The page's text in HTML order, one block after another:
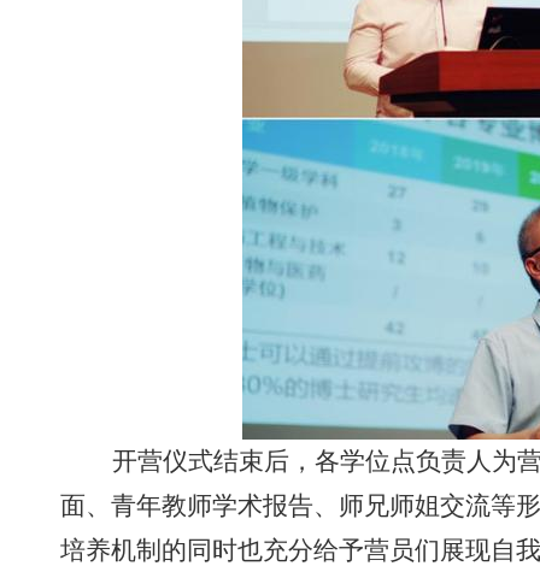
开营仪式结束后，各学位点负责人为
面、青年教师学术报告、师兄师姐交流等
培养机制的同时也充分给予营员们展现自